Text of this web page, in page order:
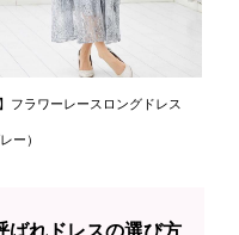
】フラワーレースロングドレス
ー）